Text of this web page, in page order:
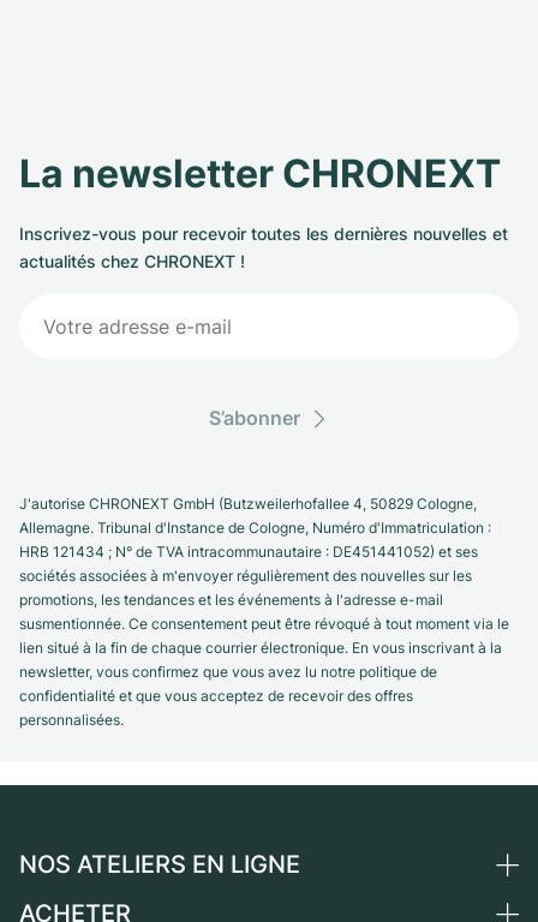
La newsletter CHRONEXT
Inscrivez-vous pour recevoir toutes les dernières nouvelles et
actualités chez CHRONEXT !
S’abonner
J'autorise CHRONEXT GmbH (Butzweilerhofallee 4, 50829 Cologne,
Allemagne. Tribunal d'Instance de Cologne, Numéro d'Immatriculation :
HRB 121434 ; N° de TVA intracommunautaire : DE451441052) et ses
sociétés associées à m'envoyer régulièrement des nouvelles sur les
promotions, les tendances et les événements à l'adresse e-mail
susmentionnée. Ce consentement peut être révoqué à tout moment via le
lien situé à la fin de chaque courrier électronique. En vous inscrivant à la
newsletter, vous confirmez que vous avez lu notre politique de
confidentialité et que vous acceptez de recevoir des offres
personnalisées.
NOS ATELIERS EN LIGNE
Allemagne
ACHETER